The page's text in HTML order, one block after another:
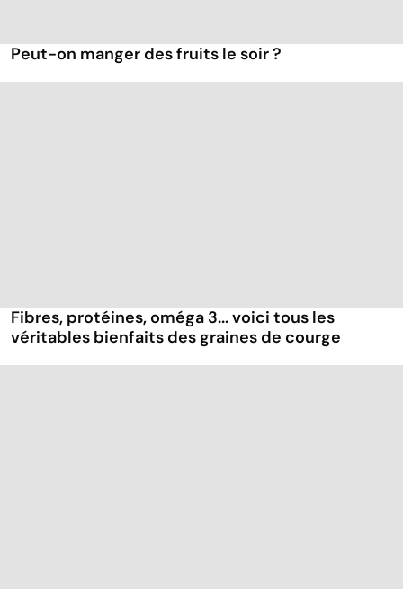
Peut-on manger des fruits le soir ?
Fibres, protéines, oméga 3... voici tous les
véritables bienfaits des graines de courge